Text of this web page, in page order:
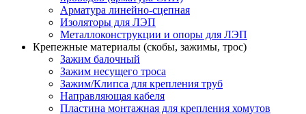
Арматура линейно-сцепная
Изоляторы для ЛЭП
Металлоконструкции и опоры для ЛЭП
Крепежные материалы (скобы, зажимы, трос)
Зажим балочный
Зажим несущего троса
Зажим/Клипса для крепления труб
Направляющая кабеля
Пластина монтажная для крепления хомутов